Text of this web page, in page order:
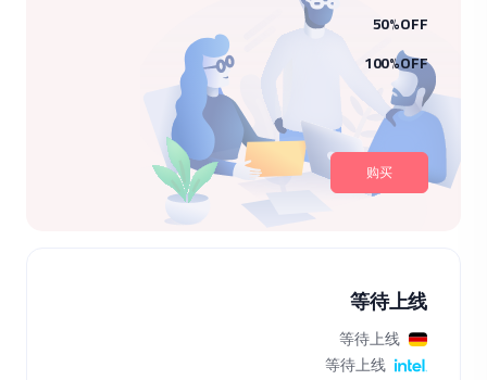
50%OFF
100%OFF
购买
等待上线
等待上线
等待上线